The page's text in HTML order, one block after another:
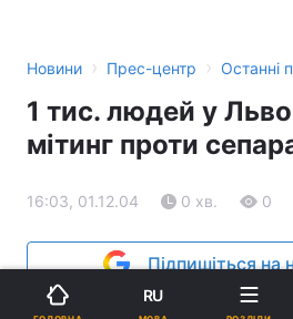
Новини › Прес-центр › Останні
1 тис. людей у
мітинг проти
16:03, 01.12.04 0 хв. 0
Підпишіться на
RU